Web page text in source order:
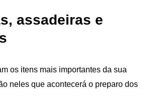
assadeiras e
os itens mais importantes da sua
neles que acontecerá o preparo dos